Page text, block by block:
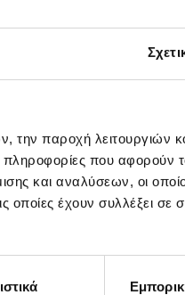
την παροχή λειτουργιών
πληροφορίες που αφορούν
και αναλύσεων, οι
οποίες έχουν συλλέξει σε